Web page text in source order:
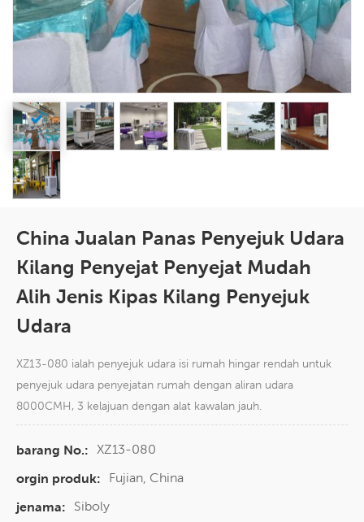
China Jualan Panas Penyejuk Udara
Kilang Penyejat Penyejat Mudah
Alih Jenis Kipas Kilang Penyejuk
Udara
XZ13-080 ialah penyejuk udara isi rumah hingar rendah untuk
penyejuk udara penyejatan rumah dengan aliran udara
8000CMH, 3 kelajuan dengan alat kawalan jauh.
barang No.: XZ13-080
orgin produk:
Fujian, China
jenama:
Siboly